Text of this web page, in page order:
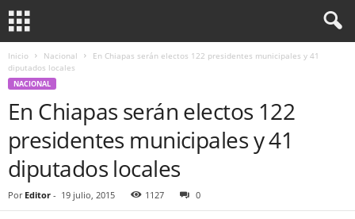
Inicio Nacional
En Chiapas serán electos 122 presidentes municipales y 41
diputados locales
NACIONAL
En Chiapas serán electos 122
presidentes municipales y 41
diputados locales
Por Editor - 19 julio, 2015 1127 0